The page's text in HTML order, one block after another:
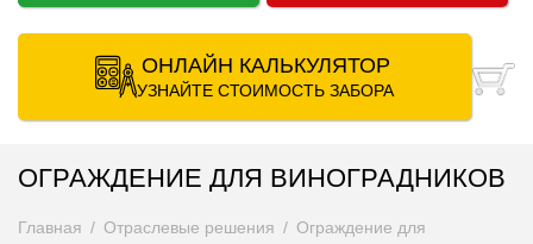
ОНЛАЙН КАЛЬКУЛЯТОР
УЗНАЙТЕ СТОИМОСТЬ ЗАБОРА
ОГРАЖДЕНИЕ ДЛЯ ВИНОГРАДНИКОВ
Главная Отраслевые решения
Ограждение для